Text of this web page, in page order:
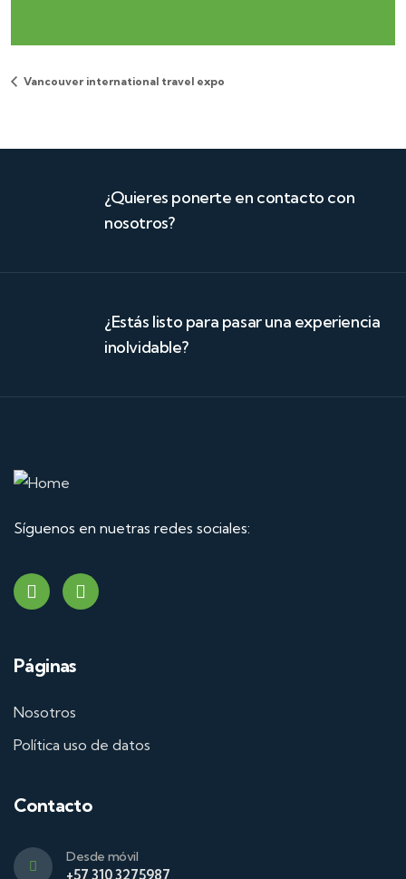
Vancouver international travel expo
¿Quieres ponerte en contacto con
nosotros?
¿Estás listo para pasar una experiencia
inolvidable?
Síguenos en nuetras redes sociales:
Páginas
Nosotros
Política uso de datos
Contacto
Desde móvil
+57 310 3275987